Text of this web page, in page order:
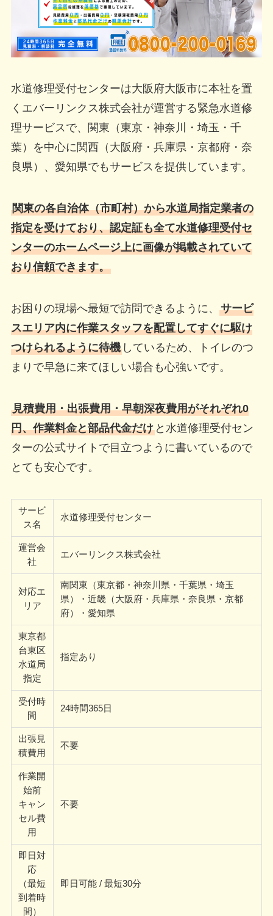
水道修理受付センターは大阪府大阪市に本社を置
くエバーリンクス株式会社が運営する緊急水道修
理サービスで、関東（東京・神奈川・埼玉・千
葉）を中心に関西（大阪府・兵庫県・京都府・奈
良県）、愛知県でもサービスを提供しています。
関東の各自治体（市町村）から水道局指定業者の
指定を受けており、認定証も全て水道修理受付セ
ンターのホームページ上に画像が掲載されていて
おり信頼できます。
お困りの現場へ最短で訪問できるように、 サービ
スエリア内に作業スタッフを配置してすぐに駆け
つけられるように待機しているため、トイレのつ
まりで早急に来てほしい場合も心強いです。
見積費用・出張費用・早朝深夜費用がそれぞれ0
円、作業料金と部品代金だけと水道修理受付セン
ターの公式サイトで目立つように書いているので
とても安心です。
サービ
ス名
水道修理受付センター
運営会
社
エバーリンクス株式会社
対応エ
リア
南関東（東京都・神奈川県・千葉県・埼玉
県）・近畿（大阪府・兵庫県・奈良県・京都
府）・愛知県
東京都
台東区
水道局
指定
指定あり
受付時
間
24時間365日
出張見
積費用
不要
作業開
始前
キャン
セル費
用
不要
即日対
応
（最短
到着時
間）
即日可能 / 最短30分